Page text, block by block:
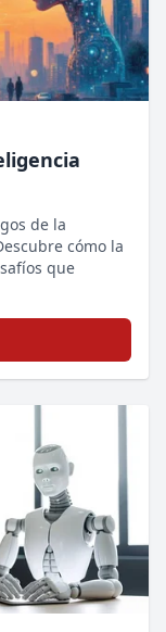
de la
cómo la
que